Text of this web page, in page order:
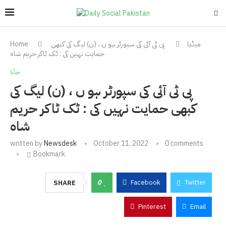
Home میڈیا
پی ٹی آئی کی سپورٹر ہو ں ، (ن) لیگ کی کبھی
حمایت نہیں کی : ٹک ٹاکر حریم شاہ
میڈیا
پی ٹی آئی کی سپورٹر ہو ں ، (ن) لیگ کی
کبھی حمایت نہیں کی : ٹک ٹاکر حریم
شاہ
written byNewsdesk October 11, 2022
0 comments
Bookmark
SHARE 0 Facebook Twitter
Pinterest Email